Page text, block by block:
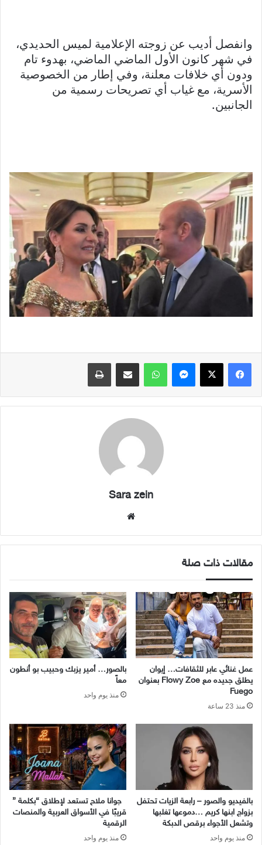
وانفصل أديب عن زوجته الإعلامية لميس الحديدي،
في شهر كانون الأول الماضي الماضي، بهدوء تام
ودون أي خلافات معلنة، وفي إطار من الخصوصية
الأسرية، مع غياب أي تصريحات رسمية من
الجانبين.
فيسبوك X ماسنجر واتساب مشاركة عبر البريد طباعة
Sara zein
مقالات ذات صلة
عمل غنائي عابر للثقافات… إيوان
يطلق جديده مع Flowy Zoe بعنوان
Fuego
منذ 23 ساعة
بالصور… أمير يزبك وحبيب بو أنطون
معاً
منذ يوم واحد
بالفيديو والصور – رابعة الزيات تحتفل
بزواج ابنها كريم …دموعها تغلبها
وتشعل الأجواء برقص الدبكة
منذ يوم واحد
جوانا ملاح تستعد لإطلاق “بكلمة ”
قريبًا في الأسواق العربية والمنصات
الرقمية
منذ يوم واحد